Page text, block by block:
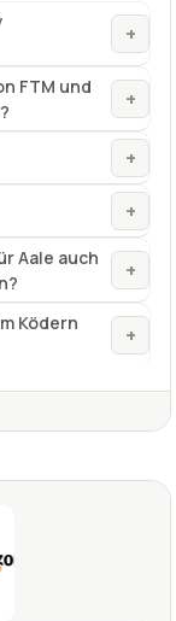
+
FTM und
+
+
+
Aale auch
+
Ködern
+